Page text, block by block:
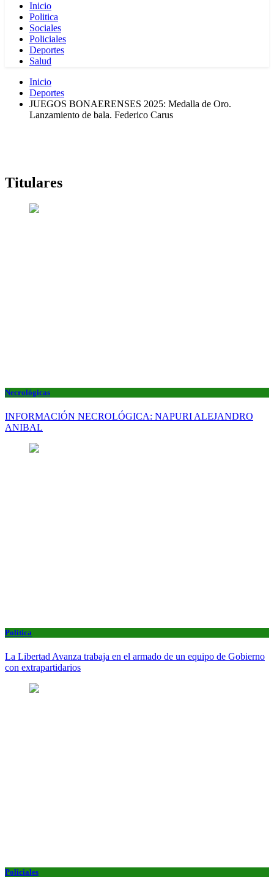
Inicio
Politica
Sociales
Policiales
Deportes
Salud
Inicio
Deportes
JUEGOS BONAERENSES 2025: Medalla de Oro.
Lanzamiento de bala. Federico Carus
Titulares
Necrológicas
INFORMACIÓN NECROLÓGICA: NAPURI ALEJANDRO
ANIBAL
Politica
La Libertad Avanza trabaja en el armado de un equipo de Gobierno
con extrapartidarios
Policiales